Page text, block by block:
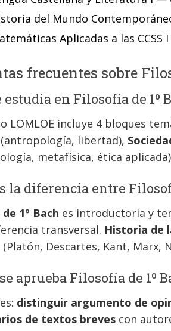
del Mundo
Aplicadas a las CCSS I
frecuentes sobre
estudia en Filosofía de 1º
LOMLOE incluye 4 bloques
(antropología, libertad),
metafísica, ética
la diferencia entre
1º Bach es introductoria y
transversal. Historia de
Descartes, Kant, Marx,
aprueba Filosofía de 1º
distinguir argumento de
de textos breves con